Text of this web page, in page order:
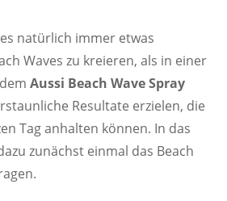
natürlich immer etwas
Waves zu kreieren, als in einer
Aussi Beach Wave Spray
Resultate erzielen, die
Tag anhalten können. In das
zunächst einmal das Beach